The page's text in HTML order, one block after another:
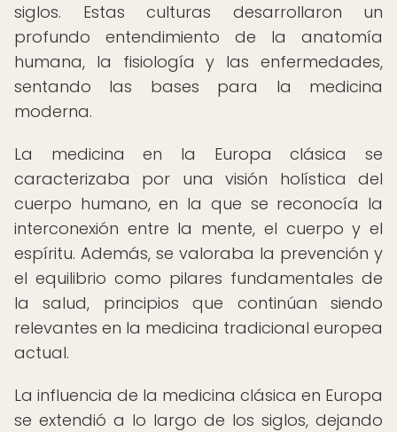
siglos. Estas culturas desarrollaron un
profundo entendimiento de la anatomía
humana, la fisiología y las enfermedades,
sentando las bases para la medicina
moderna.
La medicina en la Europa clásica se
caracterizaba por una visión holística del
cuerpo humano, en la que se reconocía la
interconexión entre la mente, el cuerpo y el
espíritu. Además, se valoraba la prevención y
el equilibrio como pilares fundamentales de
la salud, principios que continúan siendo
relevantes en la medicina tradicional europea
actual.
La influencia de la medicina clásica en Europa
se extendió a lo largo de los siglos, dejando